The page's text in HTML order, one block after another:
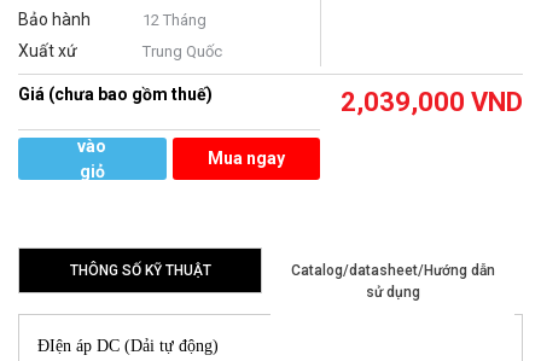
Bảo hành 12 Tháng
Xuất xứ Trung Quốc
Giá (chưa bao gồm thuế) 2,039,000 VND
vào
giỏ
Mua ngay
THÔNG SỐ KỸ THUẬT
Catalog/datasheet/Hướng dẫn
sử dụng
ĐIện áp DC (Dải tự động)